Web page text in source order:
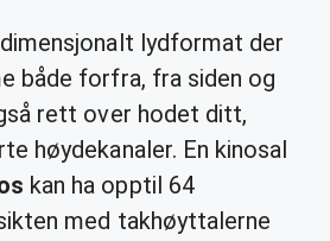
lydformat der
både forfra, fra siden og
rett over hodet ditt,
høydekanaler. En kinosal
kan ha opptil 64
med takhøyttalerne